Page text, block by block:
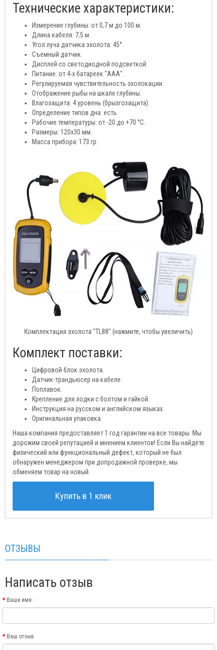
Технические характеристики:
Измерение глубины: от 0,7 м до 100 м.
Длина кабеля: 7,5 м.
Угол луча датчика эхолота: 45°.
Съемный датчик.
Дисплей со светодиодной подсветкой.
Питание: от 4-х батареек "ААА".
Регулируемая чувствительность эхолокации.
Отображение рыбы на шкале глубины.
Влагозащита: 4 уровень (брызгозащита).
Определение типов дна: есть.
Рабочие температуры: от -20 до +70 °C.
Размеры: 120х30 мм.
Масса прибора: 173 гр.
Комплектация эхолота "TL88" (нажмите, чтобы увеличить)
Комплект поставки:
Цифровой блок эхолота.
Датчик-трандьюсер на кабеле.
Поплавок.
Крепление для лодки с болтом и гайкой.
Инструкция на русском и английском языках.
Оригинальная упаковка.
Наша компания предоставляет 1 год гарантии на все товары. Мы
дорожим своей репутацией и мнением клиентов! Если Вы найдёте
физический или функциональный дефект, который не был
обнаружен менеджером при допродажной проверке, мы
обменяем товар на новый.
Купить в 1 клик
ОТЗЫВЫ
Написать отзыв
Ваше имя:
Ваш отзыв